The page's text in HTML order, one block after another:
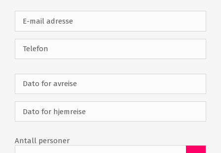
frokostbuffé, en herlig lunsj eller en fantastisk à la
carte-middag om kvelden. Restauranten på Milling
Hotel Plaza er pent innredet og har en fantastisk utsikt
over Kongens Have.
68 rom
Bar
Gratis WiFi
Offentlig parkering i
Antall personer